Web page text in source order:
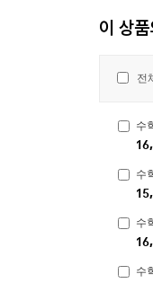
이 상
전
수
수
수
수